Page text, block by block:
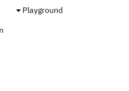
Playground